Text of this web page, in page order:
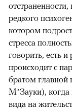
редкого
котором
стресса
говорить, есть
происходит с
братом
М’Зауки), когда
вида на